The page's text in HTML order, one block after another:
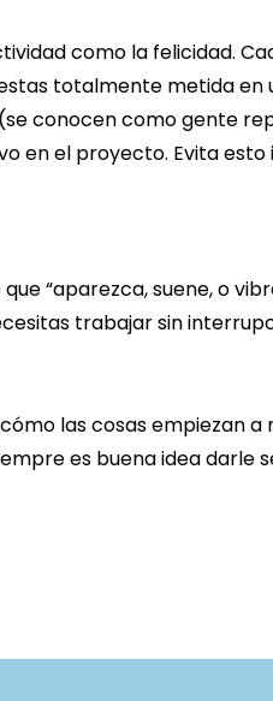
como la felicidad.
totalmente metida
conocen como gente
en el proyecto. Evita
“aparezca, suene, o
trabajar sin
las cosas empiezan
es buena idea darle